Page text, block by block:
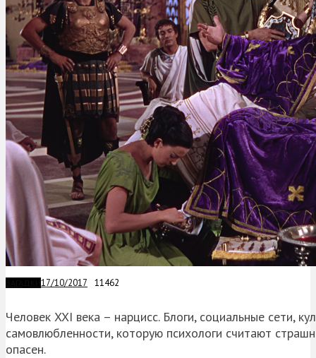
17/10/2017 11462
Человек XXI века – нарцисс. Блоги, социальные сети,
самовлюбленности, которую психологи считают
опасен.